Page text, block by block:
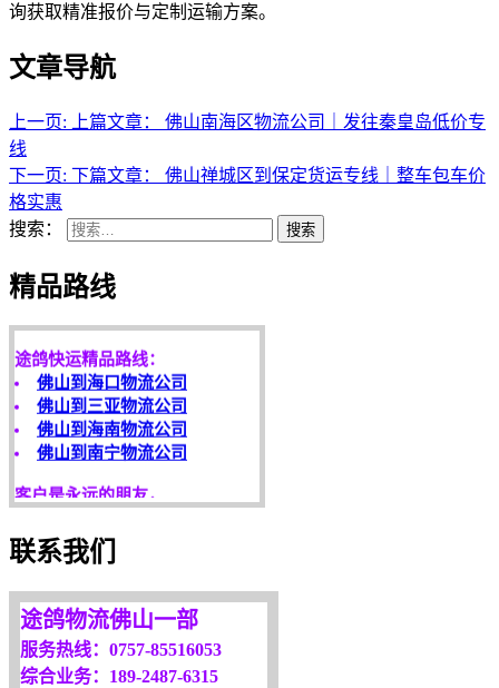
询获取精准报价与定制运输方案。
文章导航
上一页: 上篇文章：
佛山南海区物流公司｜发往秦皇岛低价专
线
下一页: 下篇文章：
佛山禅城区到保定货运专线｜整车包车价
格实惠
搜索：
搜索
精品路线
东成西就泰运！
途鸽快运精品路线：
佛山到海口物流公司
佛山到三亚物流公司
佛山到海南物流公司
佛山到南宁物流公司
客户是永远的朋友，
服务是永恒的追求！
更多服务请来电咨询，
我们将竭诚为你服务！
联系我们
途鸽物流佛山一部
服务热线：0757-85516053
综合业务：189-2487-6315